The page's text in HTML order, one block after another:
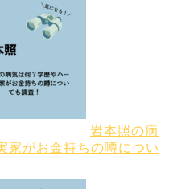
岩本照の病
家がお金持ちの噂につい